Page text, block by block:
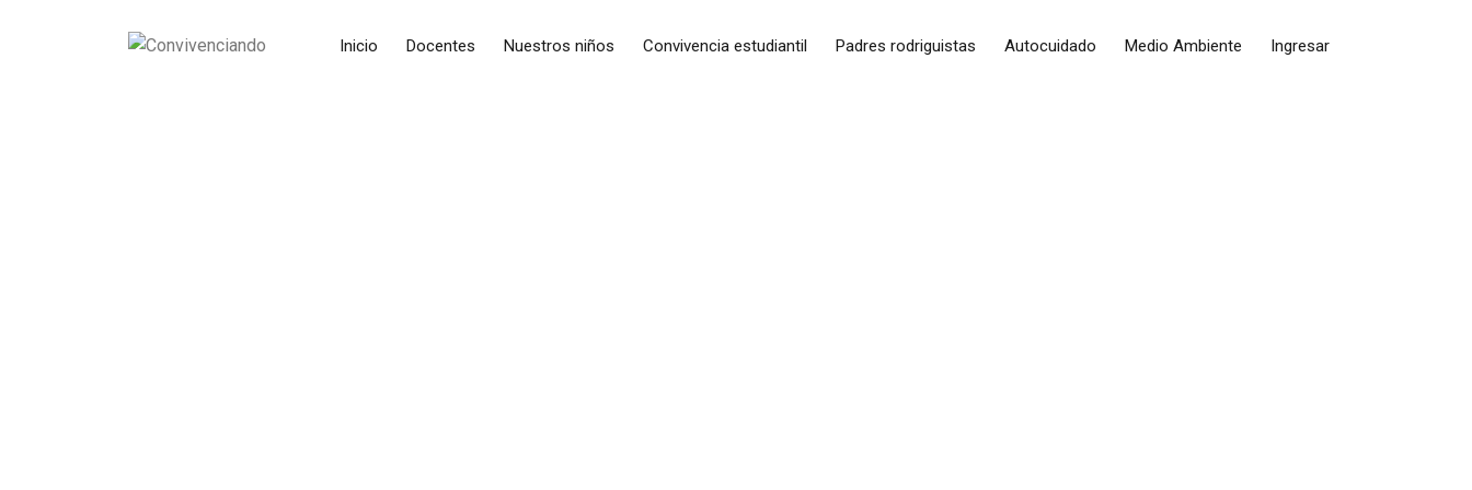
Inicio Docentes Nuestros niños Convivencia estudiantil Padres rodriguistas Autocuidado Medio Ambiente Ingresar